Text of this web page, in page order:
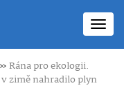
»Rána pro ekologii.
zimě nahradilo plyn